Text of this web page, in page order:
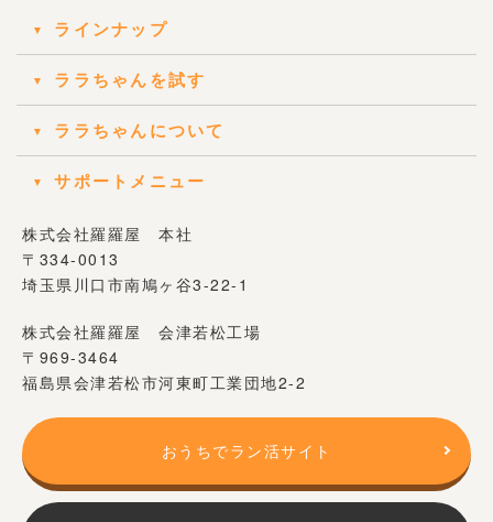
ラインナップ
ララちゃんを試す
ララちゃんについて
サポートメニュー
株式会社羅羅屋 本社
〒334-0013
埼玉県川口市南鳩ヶ谷3-22-1
株式会社羅羅屋 会津若松工場
〒969-3464
福島県会津若松市河東町工業団地2-2
おうちでラン活サイト